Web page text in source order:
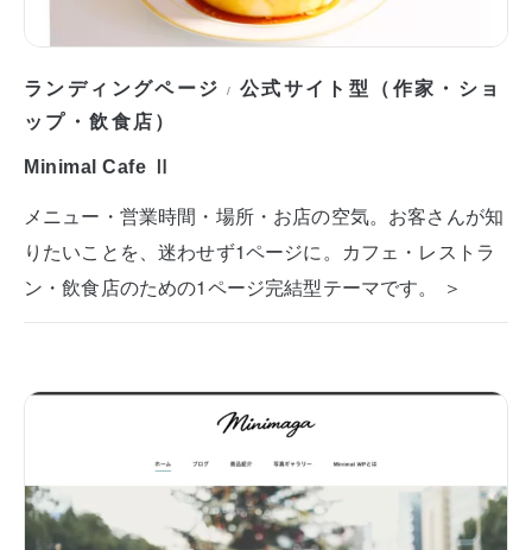
ランディングページ / 公式サイト型（作家・ショ
ップ・飲食店）
Minimal Cafe Ⅱ
メニュー・営業時間・場所・お店の空気。お客さんが知
りたいことを、迷わせず1ページに。カフェ・レストラ
ン・飲食店のための1ページ完結型テーマです。 ＞